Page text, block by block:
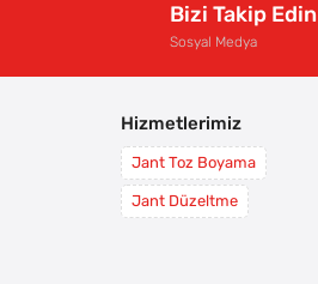
Bizi Takip Edin
Sosyal Medya
Hizmetlerimiz
Jant Toz Boyama
Jant Düzeltme